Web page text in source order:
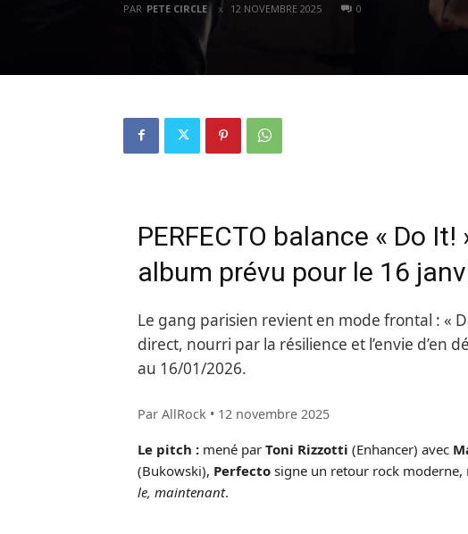
PAR PETE CIRCLE 12 NOVEMBRE 2025 0
PERFECTO balance « Do
album prévu pour le 16
Le gang parisien revient en mode frontal : «
direct, nourri par la résilience et l’envie d’en
au 16/01/2026.
Par AllRock • 12 novembre 2025
Le pitch : mené par Toni Rizzotti (Enhancer) avec
(Bukowski), Perfecto signe un retour rock
le, maintenant.